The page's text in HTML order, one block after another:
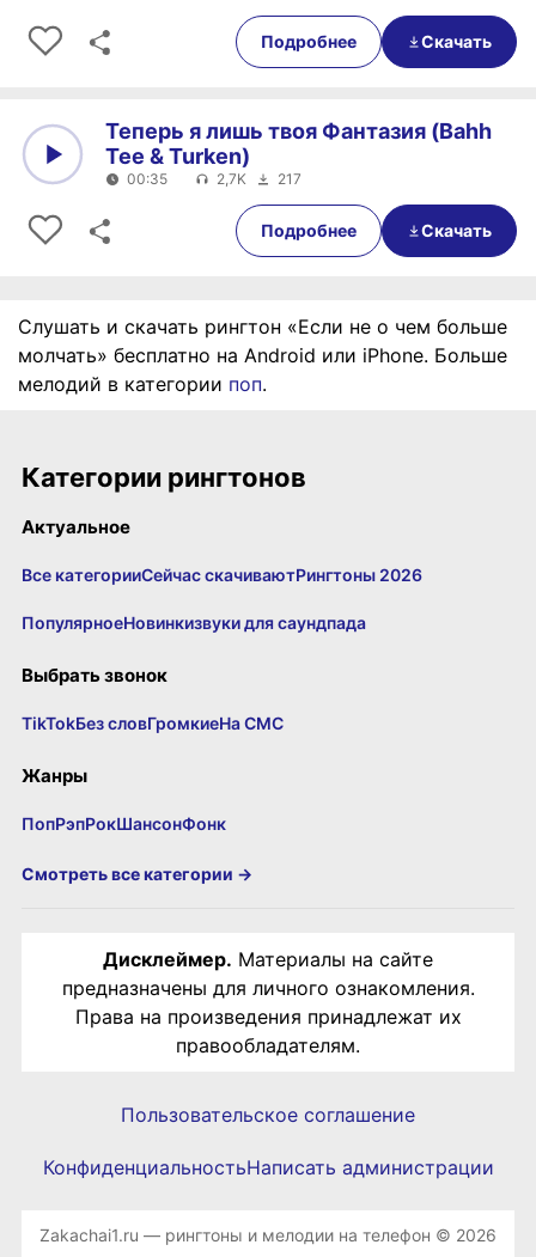
00:24
Подробнее Скачать
00:35
Теперь я лишь твоя Фантазия (Bahh
Tee & Turken)
00:35 2,7K 217
Подробнее Скачать
Слушать и скачать рингтон «Если не о чем больше
молчать» бесплатно на Android или iPhone. Больше
мелодий в категории поп.
Категории рингтонов
Актуальное
Все категорииСейчас скачиваютРингтоны 2026
ПопулярноеНовинкизвуки для саундпада
Выбрать звонок
TikTokБез словГромкиеНа СМС
Жанры
ПопРэпРокШансонФонк
Смотреть все категории →
Дисклеймер. Материалы на сайте
предназначены для личного ознакомления.
Права на произведения принадлежат их
правообладателям.
Пользовательское соглашение
КонфиденциальностьНаписать администрации
Zakachai1.ru — рингтоны и мелодии на телефон © 2026